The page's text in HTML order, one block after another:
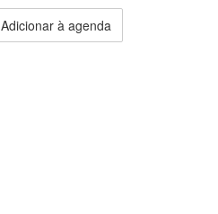
Adicionar à agenda